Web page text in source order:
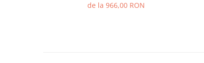
de la 966,00 RON